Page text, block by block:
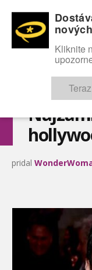
OMG! SEXICE
pridal
Kliknite